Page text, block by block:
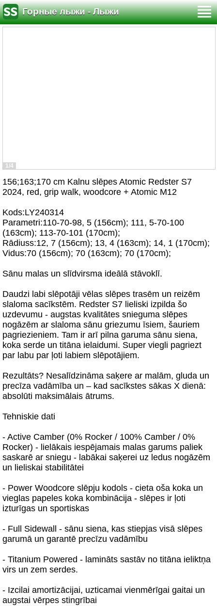
Горные лыжи - Лыжи
1/4
156;163;170 cm Kalnu slēpes Atomic Redster S7
2024, red, grip walk, woodcore + Atomic M12
Kods:LY240314
Parametri:110-70-98, 5 (156cm); 111, 5-70-100
(163cm); 113-70-101 (170cm);
Rādiuss:12, 7 (156cm); 13, 4 (163cm); 14, 1 (170cm);
Vidus:70 (156cm); 70 (163cm); 70 (170cm);
Sānu malas un slīdvirsma ideālā stāvoklī.
Daudzi labi slēpotāji vēlas slēpes trasēm un reizēm
slaloma sacīkstēm. Redster S7 lieliski izpilda šo
uzdevumu - augstas kvalitātes snieguma slēpes
nogāzēm ar slaloma sānu griezumu īsiem, šauriem
pagriezieniem. Tam ir arī pilna garuma sānu siena,
koka serde un titāna ielaidumi. Super viegli pagriezt
par labu par ļoti labiem slēpotājiem.
Rezultāts? Nesalīdzināma saķere ar malām, gluda un
precīza vadāmība un – kad sacīkstes sākas X dienā:
absolūti maksimālais ātrums.
Tehniskie dati
- Active Camber (0% Rocker / 100% Camber / 0%
Rocker) - lielākais iespējamais malas garums paliek
saskarē ar sniegu - labākai saķerei uz ledus nogāzēm
un lieliskai stabilitātei
- Power Woodcore slēpju kodols - cieta oša koka un
vieglas papeles koka kombinācija - slēpes ir ļoti
izturīgas un sportiskas
- Full Sidewall - sānu siena, kas stiepjas visā slēpes
garumā un garantē precīzu vadāmību
- Titanium Powered - lamināts sastāv no titāna ieliktņa
virs un zem serdes.
- Izcilai amortizācijai, uzticamai vienmērīgai gaitai un
augstai vērpes stingrībai